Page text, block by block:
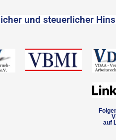
und steuerlicher
auf